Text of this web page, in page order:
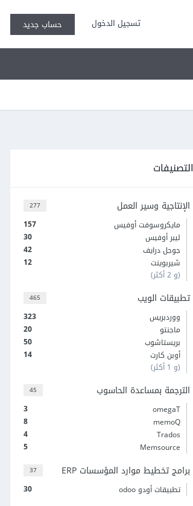
تسجيل الدخول حساب جديد
التصنيفات
277 الإنتاجية وسير العمل
157
مايكروسوفت أوفيس
30
ليبر أوفيس
42
جوجل درايف
12
شيربوينت
(و 2 أكثر)
465 تطبيقات الويب
323
ووردبريس
20
ماجنتو
50
بريستاشوب
14
أوبن كارت
(و 1 أكثر)
45 الترجمة بمساعدة الحاسوب
3
omegaT
8
memoQ
4
Trados
5
Memsource
37 برامج تخطيط موارد المؤسسات ERP
30 تطبيقات أودو odoo